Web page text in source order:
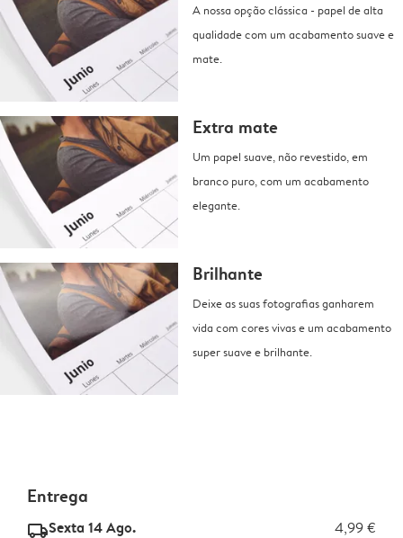
A nossa opção clássica - papel de alta
qualidade com um acabamento suave e
mate.
Extra mate
Um papel suave, não revestido, em
branco puro, com um acabamento
elegante.
Brilhante
Deixe as suas fotografias ganharem
vida com cores vivas e um acabamento
super suave e brilhante.
Entrega
delivery_standard_v2Sexta 14 Ago. 4,99 €